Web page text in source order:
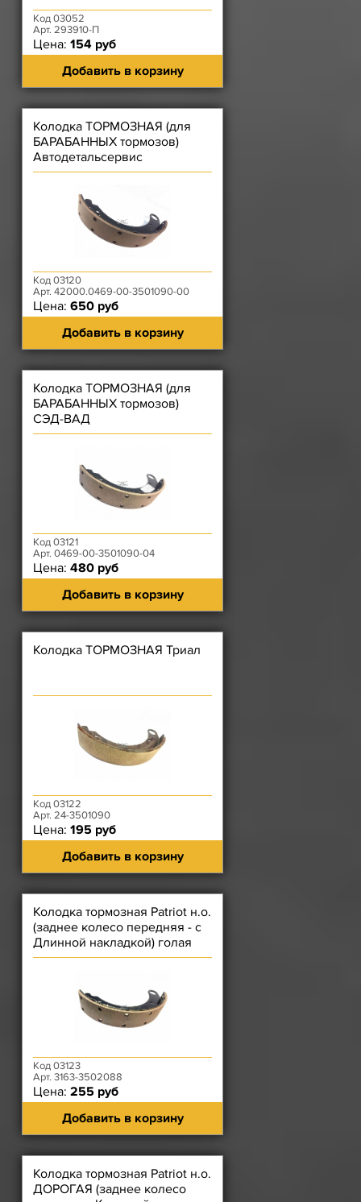
Код 03052
Арт. 293910-П
Цена: 154 руб
Добавить в корзину
Колодка ТОРМОЗНАЯ (для
БАРАБАННЫХ тормозов)
Автодетальсервис
Код 03120
Арт. 42000.0469-00-3501090-00
Цена: 650 руб
Добавить в корзину
Колодка ТОРМОЗНАЯ (для
БАРАБАННЫХ тормозов)
СЭД-ВАД
Код 03121
Арт. 0469-00-3501090-04
Цена: 480 руб
Добавить в корзину
Колодка ТОРМОЗНАЯ Триал
Код 03122
Арт. 24-3501090
Цена: 195 руб
Добавить в корзину
Колодка тормозная Patriot н.о.
(заднее колесо передняя - с
Длинной накладкой) голая
Код 03123
Арт. 3163-3502088
Цена: 255 руб
Добавить в корзину
Колодка тормозная Patriot н.о.
ДОРОГАЯ (заднее колесо